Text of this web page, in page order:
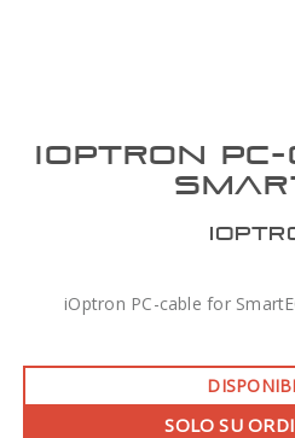
IOPTRON
iOptron PC-cable for
SOLO SU